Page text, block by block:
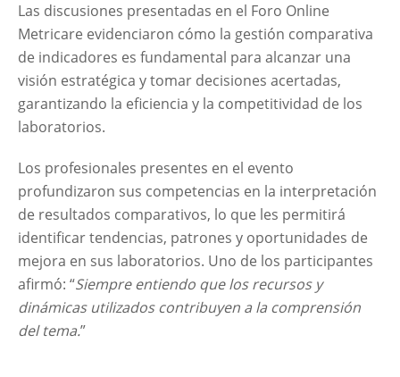
Las discusiones presentadas en el Foro Online
Metricare evidenciaron cómo la gestión comparativa
de indicadores es fundamental para alcanzar una
visión estratégica y tomar decisiones acertadas,
garantizando la eficiencia y la competitividad de los
laboratorios.
Los profesionales presentes en el evento
profundizaron sus competencias en la interpretación
de resultados comparativos, lo que les permitirá
identificar tendencias, patrones y oportunidades de
mejora en sus laboratorios. Uno de los participantes
afirmó: “Siempre entiendo que los recursos y
dinámicas utilizados contribuyen a la comprensión
del tema.”